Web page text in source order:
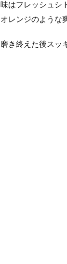
味はフレッシュシ
オレンジのような
磨き終えた後スッ